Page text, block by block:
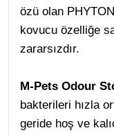
özü olan
kovucu özelliğe
zararsızdır.
M-Pets Odour
bakterileri hızla
geride hoş ve